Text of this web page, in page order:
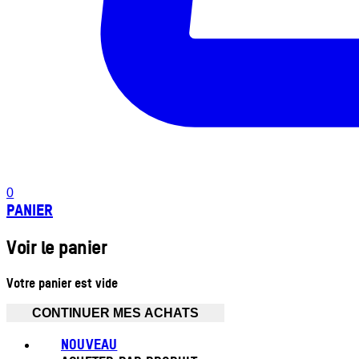
0
PANIER
Voir le panier
Votre panier est vide
CONTINUER MES ACHATS
NOUVEAU